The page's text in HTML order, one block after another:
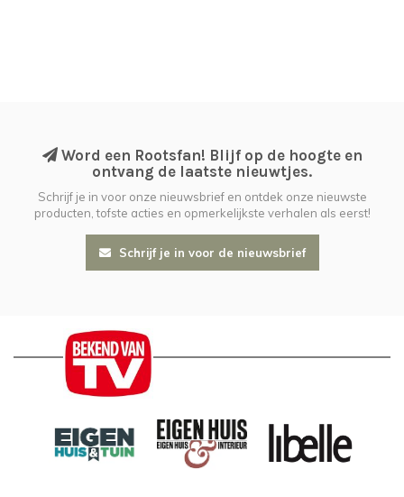
Word een Rootsfan! Blijf op de hoogte en
ontvang de laatste nieuwtjes.
Schrijf je in voor onze nieuwsbrief en ontdek onze nieuwste
producten, tofste acties en opmerkelijkste verhalen als eerst!
Schrijf je in voor de nieuwsbrief